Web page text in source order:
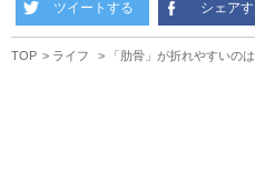
ツイートする シェア
TOP ライフ 「肋骨」が折れやすいの